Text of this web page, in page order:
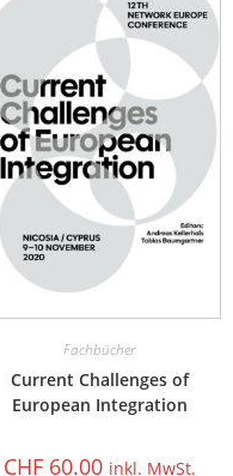
Fachbücher
Current Challenges of
European Integration
CHF60.00 inkl. MwSt.